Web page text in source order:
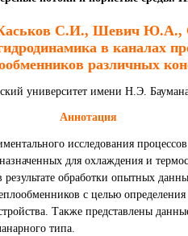
С.И., Шевич Ю.А.,
в каналах
различных
университет имени Н.Э.
Аннотация
исследования
для охлаждения и
обработки опытных
с целью
Также представлены
типа.